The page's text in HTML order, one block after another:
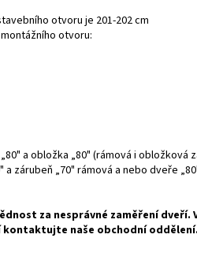
otvoru je 201-202 cm
otvoru:
a obložka „80" (rámová i obložková
zárubeň „70" rámová a nebo dveře
za nesprávné zaměření dveří.
naše obchodní oddělení.